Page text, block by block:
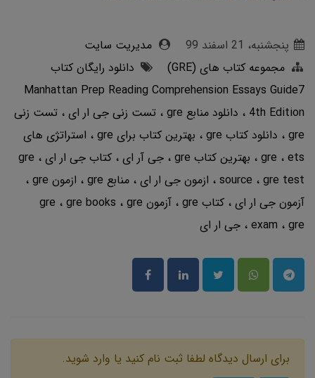
پنجشنبه، 21 اسفند 99
مدیریت سایت
مجموعه کتاب های (GRE)
دانلود رایگان کتاب
Manhattan Prep Reading Comprehension Essays Guide7
4th Edition
دانلود منابع gre تست زنی جی ار ای تست زنی
gre
دانلود کتاب gre بهترین کتاب برای gre
استراتژی های
gre
ets بهترین کتاب gre جی آر ای کتاب جی ار ای
gre
source
gre test ازمون جی ار ای منابع gre
ازمون gre
آزمون جی ار ای کتاب gre آزمون gre gre books
gre
exam
gre جی ار ای
برای ارسال دیدگاه لطفا ثبت نام کنید یا وارد شوید.